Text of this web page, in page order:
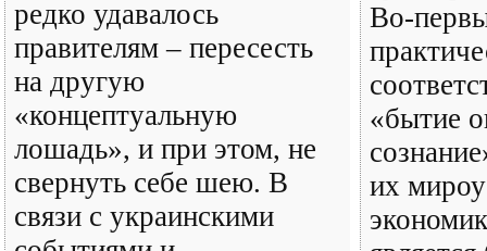
редко удавалось
правителям – пересесть
на другую
«концептуальную
лошадь», и при этом, не
свернуть себе шею. В
связи с украинскими
Во-
«бытие
их